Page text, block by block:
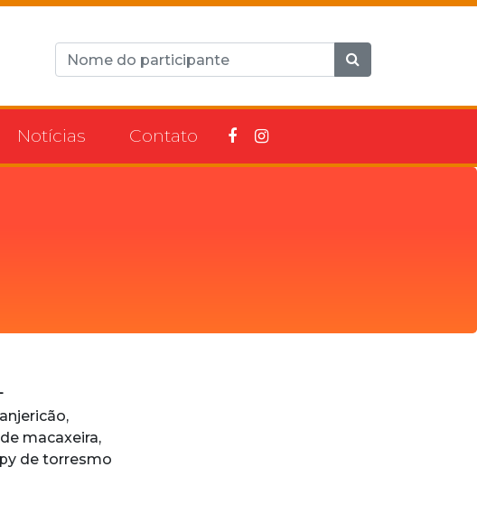
Notícias Contato
macaxeira,
de torresmo